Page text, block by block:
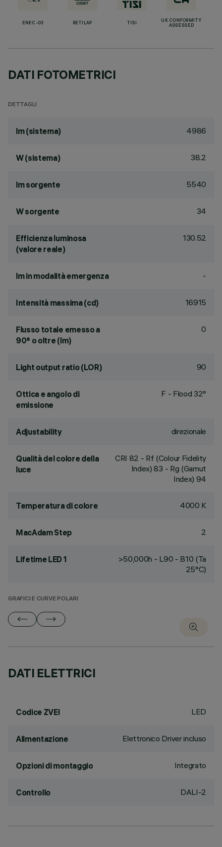
ENEC-03 RETILAP TISI
UK CONFORMITY
ASSESSED
DATI FOTOMETRICI
DETTAGLI
lm (sistema) 4986
W (sistema) 38.2
lm sorgente 5540
W sorgente 34
Efficienza luminosa
(valore reale)
130.52
lm in modalità emergenza -
Intensità massima (cd) 16915
Flusso totale emesso a
90° o oltre (lm)
0
Light output ratio (LOR) 90
Ottica e angolo di
emissione
F - Flood 32°
Adjustability direzionale
Qualità del colore della
luce
CRI 82 - Rf (Colour Fidelity
Index) 83 - Rg (Gamut
Index) 94
Temperatura di colore 4000 K
MacAdam Step 2
Lifetime LED 1
>50,000h - L90 - B10 (Ta
25°C)
GRAFICI E CURVE POLARI
DATI ELETTRICI
Codice ZVEI LED
Alimentazione Elettronico Driver incluso
Opzioni di montaggio Integrato
Controllo DALI-2